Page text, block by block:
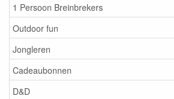
1 Persoon Breinbrekers
Outdoor fun
Jongleren
Cadeaubonnen
D&D